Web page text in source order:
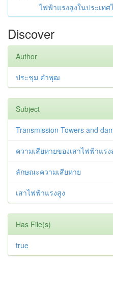
ไฟฟ้าแรงสูงในประเทศ
Discover
Author
ประชุม คำพุฒ
Subject
Transmission Towers and
ความเสียหายของเสาไฟฟ้าแรง
ลักษณะความเสียหาย
เสาไฟฟ้าแรงสูง
Has File(s)
true